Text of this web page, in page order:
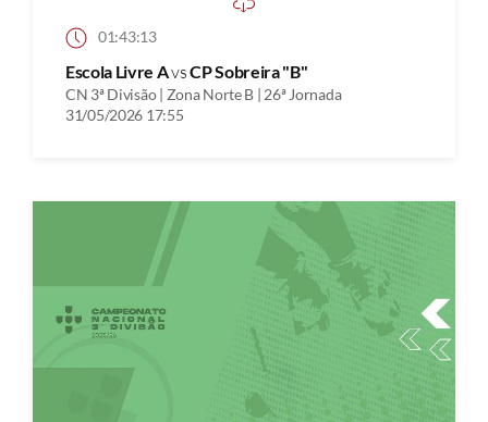
01:43:13
Escola Livre AvsCP Sobreira "B"
CN 3ª Divisão | Zona Norte B | 26ª Jornada
31/05/2026 17:55